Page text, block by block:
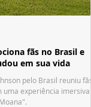
fãs no Brasil e
em sua vida
pelo Brasil reuniu fãs,
uma experiência imersiva